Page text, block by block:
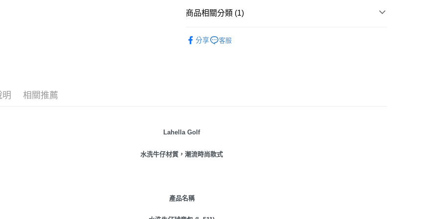
運送方式
每筆NT$60
商品相關分類 (1)
分享
客服
明 相關推薦
Lahella Golf
水洗牛仔材質，潮流時尚款式
產品名稱